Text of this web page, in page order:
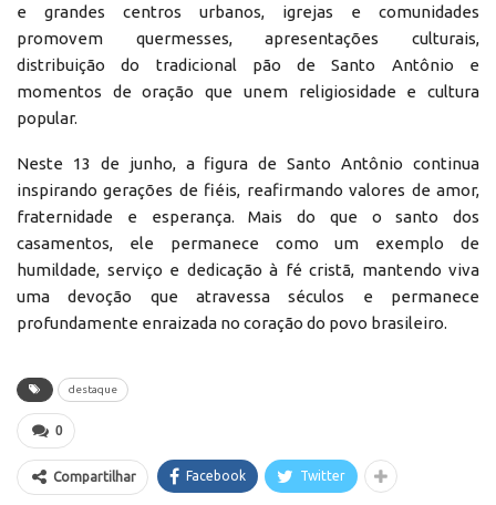
e grandes centros urbanos, igrejas e comunidades
promovem quermesses, apresentações culturais,
distribuição do tradicional pão de Santo Antônio e
momentos de oração que unem religiosidade e cultura
popular.
Neste 13 de junho, a figura de Santo Antônio continua
inspirando gerações de fiéis, reafirmando valores de amor,
fraternidade e esperança. Mais do que o santo dos
casamentos, ele permanece como um exemplo de
humildade, serviço e dedicação à fé cristã, mantendo viva
uma devoção que atravessa séculos e permanece
profundamente enraizada no coração do povo brasileiro.
destaque
0
Compartilhar Facebook Twitter